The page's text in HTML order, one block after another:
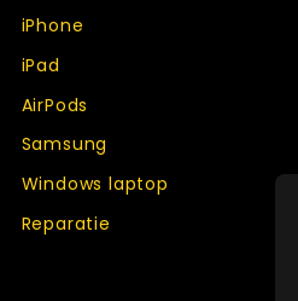
iPhone
iPad
AirPods
Samsung
Windows laptop
Reparatie